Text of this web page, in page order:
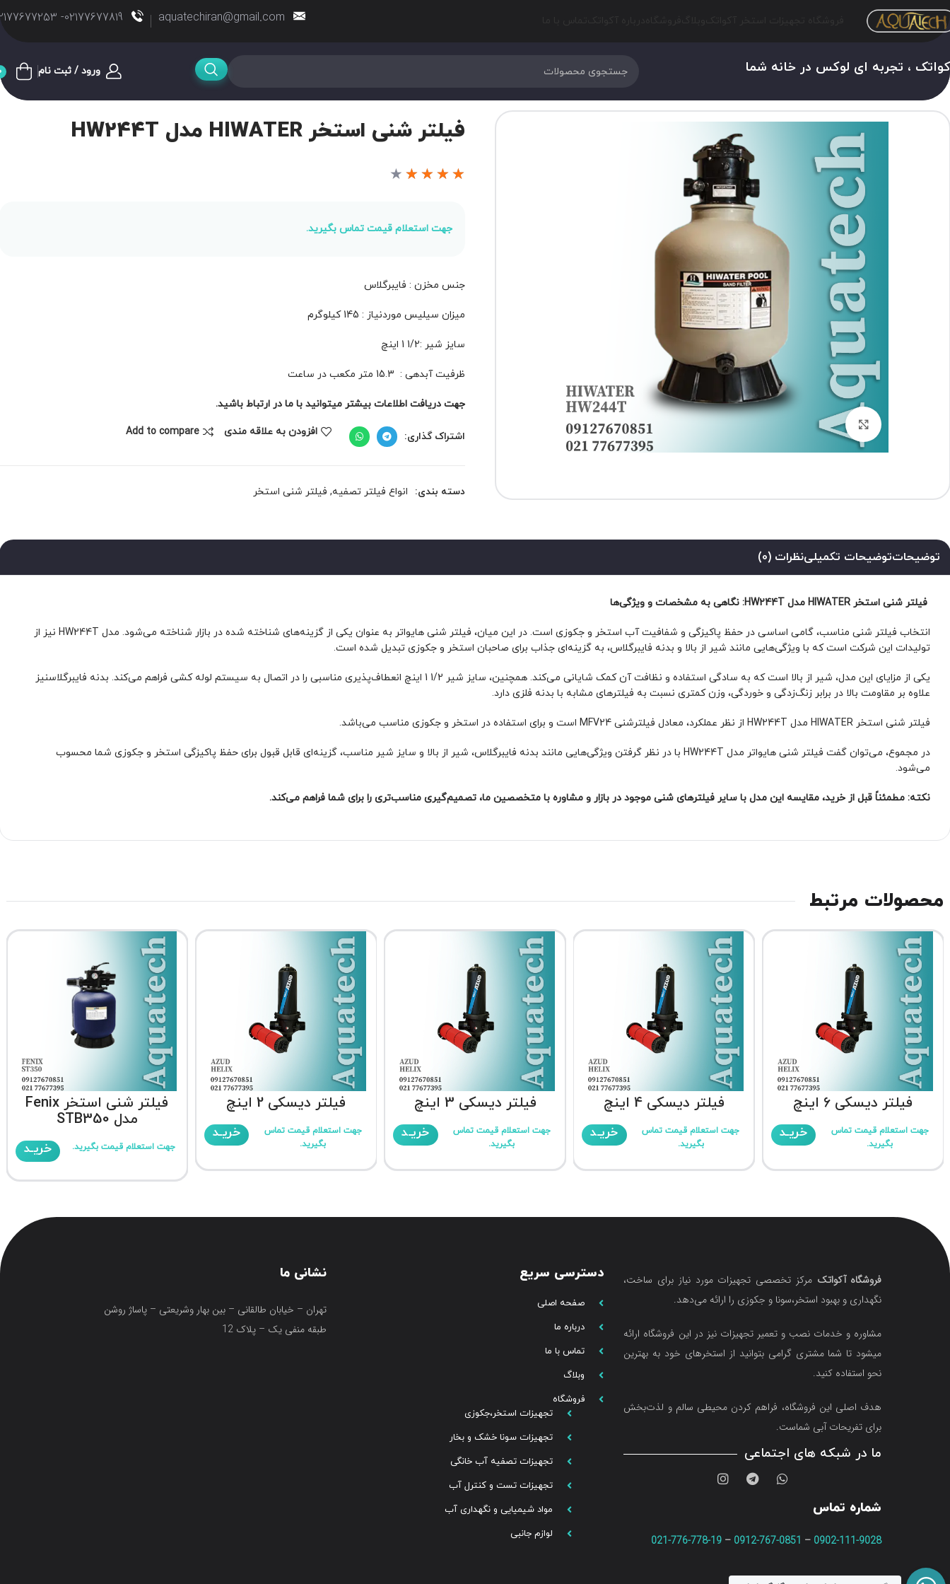
aquatechiran@gmail.com
02177677819- 02177677253
، تجربه ای لوکس در خانه شما ورود / ثبت نام
برای بزرگنمایی کلیک کنید
فیلتر شنی استخر HIWATER مدل HW244T
★
★
★
★
★
جهت استعلام قیمت تماس بگیرید.
جنس مخزن : فایبرگلاس
میزان سیلیس موردنیاز : 145 کیلوگرم
سایز شیر :1/2 1 اینچ
ظرفیت آبدهی : 15.3 متر مکعب در ساعت
جهت دریافت اطلاعات بیشتر میتوانید با ما در ارتباط باشید.
اشتراک گذاری: افزودن به علاقه مندی Add to compare
دسته بندی: انواع فیلتر تصفیه, فیلتر شنی استخر
توضیحاتتوضیحات تکمیلینظرات (0)
فیلتر شنی استخر HIWATER مدل HW244T: نگاهی به مشخصات و ویژگی‌ها
انتخاب فیلتر شنی مناسب، گامی اساسی در حفظ پاکیزگی و شفافیت آب استخر و جکوزی است. در این میان، فیلتر شنی هایواتر به عنوان یکی از گزینه‌های شناخته شده در بازار شناخته می‌شود. مدل HW244T نیز از
تولیدات این شرکت است که با ویژگی‌هایی مانند شیر از بالا و بدنه فایبرگلاس، به گزینه‌ای جذاب برای صاحبان استخر و جکوزی تبدیل شده است.
یکی از مزایای این مدل، شیر از بالا است که به سادگی استفاده و نظافت آن کمک شایانی می‌کند. همچنین، سایز شیر 1/2 1 اینچ انعطاف‌پذیری مناسبی را در اتصال به سیستم لوله کشی فراهم می‌کند. بدنه فایبرگلاسنیز
علاوه بر مقاومت بالا در برابر زنگ‌زدگی و خوردگی، وزن کمتری نسبت به فیلترهای مشابه با بدنه فلزی دارد.
فیلتر شنی استخر HIWATER مدل HW244T از نظر عملکرد، معادل فیلترشنی MFV24 است و برای استفاده در استخر و جکوزی مناسب می‌باشد.
در مجموع، می‌توان گفت فیلتر شنی هایواتر مدل HW244T با در نظر گرفتن ویژگی‌هایی مانند بدنه فایبرگلاس، شیر از بالا و سایز شیر مناسب، گزینه‌ای قابل قبول برای حفظ پاکیزگی استخر و جکوزی شما محسوب
می‌شود.
نکته: مطمئناً قبل از خرید، مقایسه این مدل با سایر فیلترهای شنی موجود در بازار و مشاوره با متخصصین ما، تصمیم‌گیری مناسب‌تری را برای شما فراهم می‌کند.
محصولات مرتبط
فیلتر دیسکی 6 اینچ
جهت استعلام قیمت تماس
بگیرید.
خریـد
فیلتر دیسکی 4 اینچ
جهت استعلام قیمت تماس
بگیرید.
خریـد
فیلتر دیسکی 3 اینچ
جهت استعلام قیمت تماس
بگیرید.
خریـد
فیلتر دیسکی 2 اینچ
جهت استعلام قیمت تماس
بگیرید.
خریـد
فیلتر شنی استخر Fenix
مدل STB350
جهت استعلام قیمت بگیرید. خریـد
فروشگاه آکواتک مرکز تخصصی تجهیزات مورد نیاز برای ساخت،
نگهداری و بهبود استخر،سونا و جکوزی را ارائه می‌دهد.
مشاوره و خدمات نصب و تعمیر تجهیزات نیز در این فروشگاه ارائه
میشود تا شما مشتری گرامی بتوانید از استخرهای خود به بهترین
نحو استفاده کنید.
هدف اصلی این فروشگاه‌، فراهم کردن محیطی سالم و لذت‌بخش
برای تفریحات آبی شماست.
ما در شبکه های اجتماعی
شماره تماس
0902-111-9028
–
0912-767-0851
–
021-776-778-19
دسترسی سریع
صفحه اصلی
درباره ما
تماس با ما
وبلاگ
فروشگاه
تجهیزات استخر،جکوزی
تجهیزات سونا خشک و بخار
تجهیزات تصفیه آب خانگی
تجهیزات تست و کنترل آب
مواد شیمیایی و نگهداری آب
لوازم جانبی
نشانی ما
تهران – خیابان طالقانی – بین بهار وشریعتی – پاساژ روشن
طبقه منفی یک – پلاک 12